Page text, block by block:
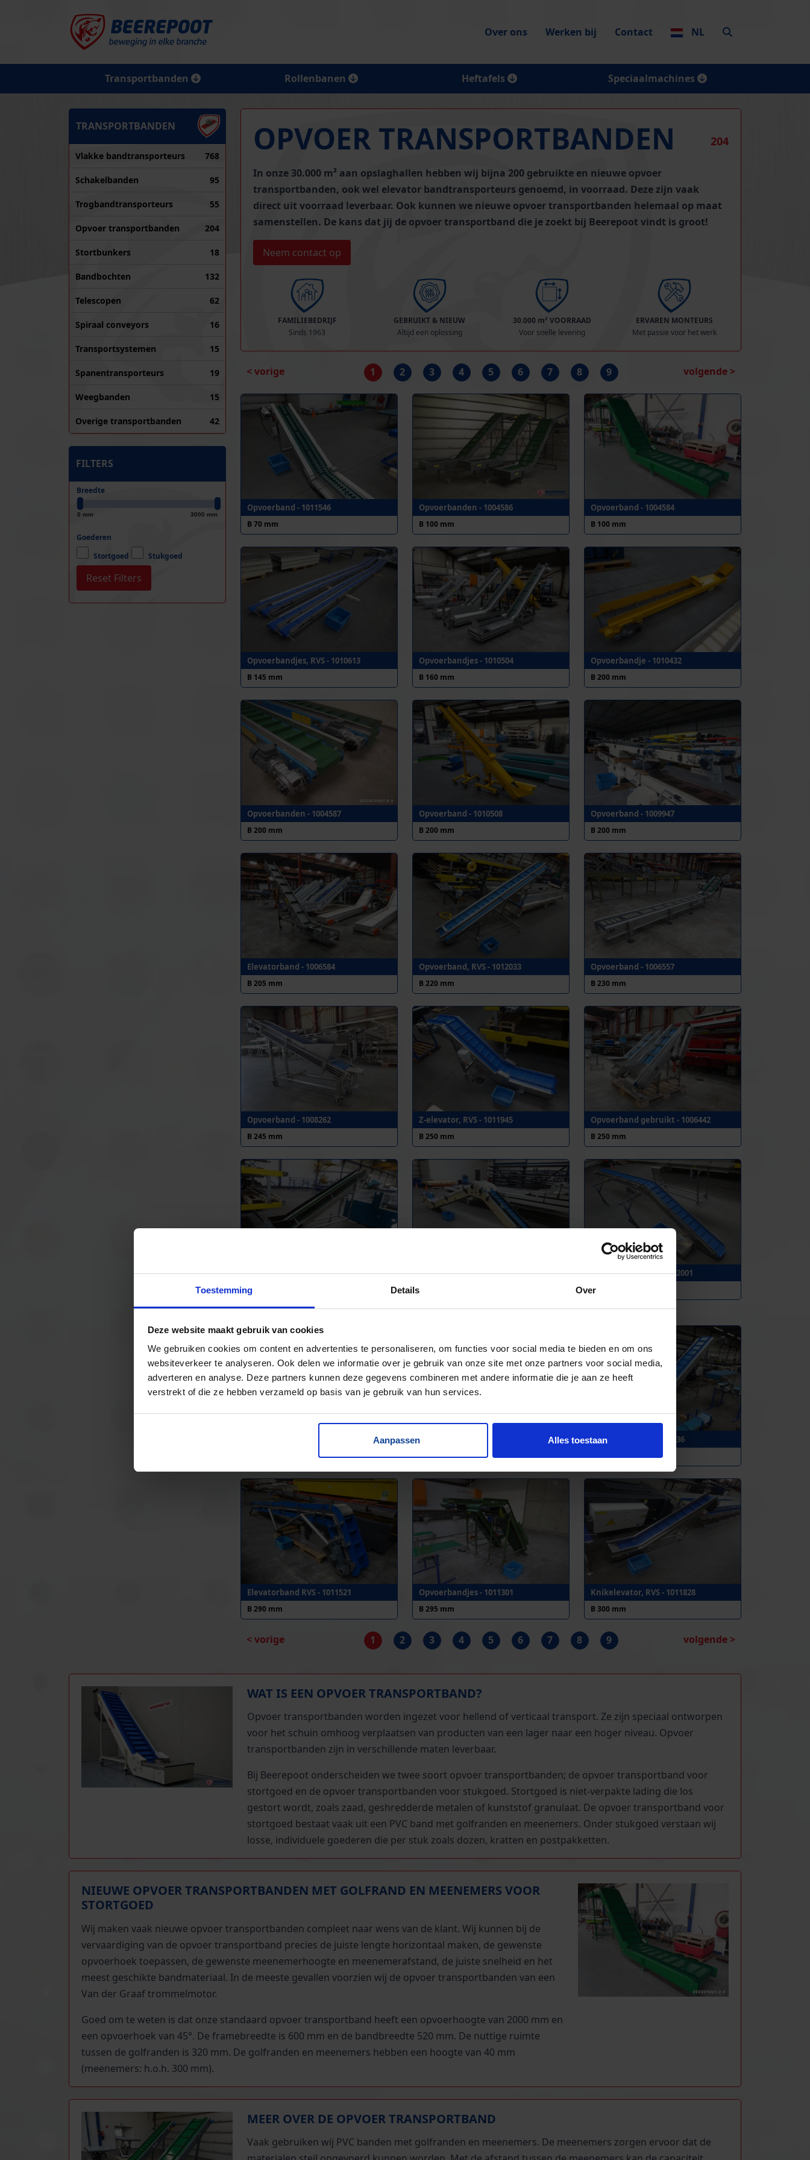
Toestemming Details Over
Deze website maakt gebruik van cookies
We gebruiken cookies om content en advertenties te personaliseren, om functies voor social media te bieden en om ons
websiteverkeer te analyseren. Ook delen we informatie over je gebruik van onze site met onze partners voor social media,
adverteren en analyse. Deze partners kunnen deze gegevens combineren met andere informatie die je aan ze heeft
verstrekt of die ze hebben verzameld op basis van je gebruik van hun services.
Aanpassen Alles toestaan
Over ons Werken bij Contact NL
Transportbanden Rollenbanen Heftafels Speciaalmachines
TRANSPORTBANDEN
Vlakke bandtransporteurs 768
Schakelbanden 95
Trogbandtransporteurs 55
Opvoer transportbanden 204
Stortbunkers 18
Bandbochten 132
Telescopen 62
Spiraal conveyors 16
Transportsystemen 15
Spanentransporteurs 19
Weegbanden 15
Overige transportbanden 42
FILTERS
Breedte
0 mm 3000 mm
Goederen
Stortgoed
Stukgoed
204
OPVOER TRANSPORTBANDEN
In onze 30.000 m² aan opslaghallen hebben wij bijna 200 gebruikte en nieuwe opvoer
transportbanden, ook wel elevator bandtransporteurs genoemd, in voorraad. Deze zijn vaak
direct uit voorraad leverbaar. Ook kunnen we nieuwe opvoer transportbanden helemaal op maat
samenstellen. De kans dat jij de opvoer transportband die je zoekt bij Beerepoot vindt is groot!
Neem contact op
FAMILIEBEDRIJF
Sinds 1963
GEBRUIKT & NIEUW
Altijd een oplossing
30.000 m² VOORRAAD
Voor snelle levering
ERVAREN MONTEURS
Met passie voor het werk
< vorige 1 2 3 4 5 6 7 8 9 volgende >
Opvoerband - 1011546
B 70 mm
Opvoerbanden - 1004586
B 100 mm
Opvoerband - 1004584
B 100 mm
Opvoerbandjes, RVS - 1010613
B 145 mm
Opvoerbandjes - 1010504
B 160 mm
Opvoerbandje - 1010432
B 200 mm
Opvoerbanden - 1004587
B 200 mm
Opvoerband - 1010508
B 200 mm
Opvoerband - 1009947
B 200 mm
Elevatorband - 1006584
B 205 mm
Opvoerband, RVS - 1012033
B 220 mm
Opvoerband - 1006557
B 230 mm
Opvoerband - 1008262
B 245 mm
Z-elevator, RVS - 1011945
B 250 mm
Opvoerband gebruikt - 1006442
B 250 mm
Opvoerband RVS - 1011947
B 250 mm
Opvoerband met dubbele knik -
1011877
Opvoerband, RVS - 1012001
B 255 mm
Z-elevatoren, RVS - 1010446
B 270 mm
Z-elevator, RVS - 1012236
B 285 mm
Elevatorband RVS - 1011521
B 290 mm
Opvoerbandjes - 1011301
B 295 mm
Knikelevator, RVS - 1011828
B 300 mm
< vorige 1 2 3 4 5 6 7 8 9 volgende >
WAT IS EEN OPVOER TRANSPORTBAND?
Opvoer transportbanden worden ingezet voor hellend of verticaal transport. Ze zijn speciaal ontworpen
voor het schuin omhoog verplaatsen van producten van een lager naar een hoger niveau. Opvoer
transportbanden zijn in verschillende maten leverbaar.
Bij Beerepoot onderscheiden we twee soort opvoer transportbanden; de opvoer transportband voor
stortgoed en de opvoer transportbanden voor stukgoed. Stortgoed is niet-verpakte lading die los
gestort wordt, zoals zaad, geshredderde metalen of kunststof granulaat. De opvoer transportband voor
stortgoed bestaat vaak uit een PVC band met golfranden en meenemers. Onder stukgoed verstaan wij
losse, individuele goederen die per stuk zoals dozen, kratten en postpakketten.
NIEUWE OPVOER TRANSPORTBANDEN MET GOLFRAND EN MEENEMERS VOOR
STORTGOED
Wij maken vaak nieuwe opvoer transportbanden compleet naar wens van de klant. Wij kunnen bij de
vervaardiging van de opvoer transportband precies de juiste lengte horizontaal maken, de gewenste
opvoerhoek toepassen, de gewenste meenemerhoogte en meenemerafstand, de juiste snelheid en het
meest geschikte bandmateriaal. In de meeste gevallen voorzien wij de opvoer transportbanden van een
Van der Graaf trommelmotor.
Goed om te weten is dat onze standaard opvoer transportband heeft een opvoerhoogte van 2000 mm en
een opvoerhoek van 45°. De framebreedte is 600 mm en de bandbreedte 520 mm. De nuttige ruimte
tussen de golfranden is 320 mm. De golfranden en meenemers hebben een hoogte van 40 mm
(meenemers: h.o.h. 300 mm).
MEER OVER DE OPVOER TRANSPORTBAND
Vaak gebruiken wij PVC banden met golfranden en meenemers. De meenemers zorgen ervoor dat de